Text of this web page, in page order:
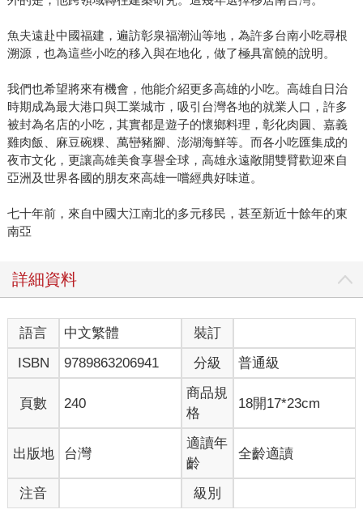
魚夫遠赴中國福建，遍訪彰泉福潮汕等地，為許多台南小吃尋根
溯源，也為這些小吃的移入與在地化，做了極具富饒的說明。
我們也希望將來有機會，他能介紹更多高雄的小吃。高雄自日治
時期成為最大港口與工業城市，吸引台灣各地的就業人口，許多
被封為名店的小吃，其實都是遊子的懷鄉料理，彰化肉圓、嘉義
雞肉飯、麻豆碗粿、萬巒豬腳、澎湖海鮮等。而各小吃匯集成的
夜市文化，更讓高雄美食享譽全球，高雄永遠敞開雙臂歡迎來自
亞洲及世界各國的朋友來高雄一嚐經典好味道。
七十年前，來自中國大江南北的多元移民，甚至新近十餘年的東
南亞
詳細資料
語言 中文繁體
裝訂
ISBN
9789863206941 分級 普通級
頁數 240
商品規
格
18開17*23cm
出版地 台灣
適讀年
齡
全齡適讀
注音 級別